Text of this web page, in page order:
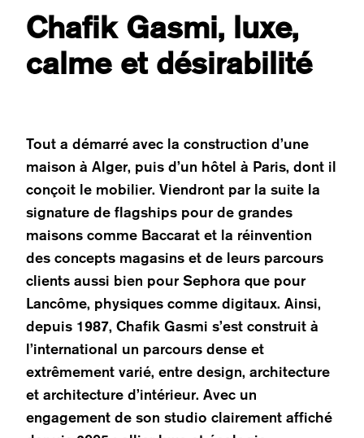
Chafik Gasmi, luxe,
calme et désirabilité
Tout a démarré avec la construction d’une
maison à Alger, puis d’un hôtel à Paris, dont il
conçoit le mobilier. Viendront par la suite la
signature de flagships pour de grandes
maisons comme Baccarat et la réinvention
des concepts magasins et de leurs parcours
clients aussi bien pour Sephora que pour
Lancôme, physiques comme digitaux. Ainsi,
depuis 1987, Chafik Gasmi s’est construit à
l’international un parcours dense et
extrêmement varié, entre design, architecture
et architecture d’intérieur. Avec un
engagement de son studio clairement affiché